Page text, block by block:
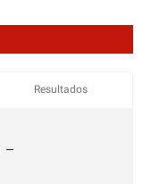
Resultados